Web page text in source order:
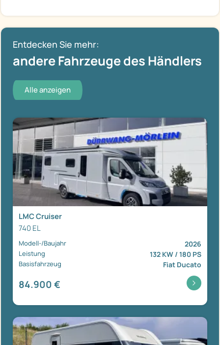
Entdecken Sie mehr:
andere Fahrzeuge des Händlers
Alle anzeigen
LMC Cruiser
740 EL
Modell-/Baujahr 2026
Leistung 132 KW / 180 PS
Basisfahrzeug Fiat Ducato
84.900 €